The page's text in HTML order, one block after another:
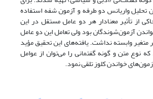
تحلیل واریانس دو طرفه و آزمون شفه استفاده
از تأثیر معنادار هر دو عامل مستقل در این
آزمون‌شوندگان بود ولی تعامل این دو عامل
متغیر وابسته نداشت. یافته‌های این تحقیق مؤید
نوع متن و گونه گفتمانی را می‌توان از عوامل
خواندن کلوز تلقی نمود.